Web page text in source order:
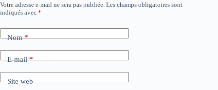
Votre adresse e-mail ne sera pas publiée. Les champs obligatoires sont
indiqués avec *
Nom*
E-mail*
Site web